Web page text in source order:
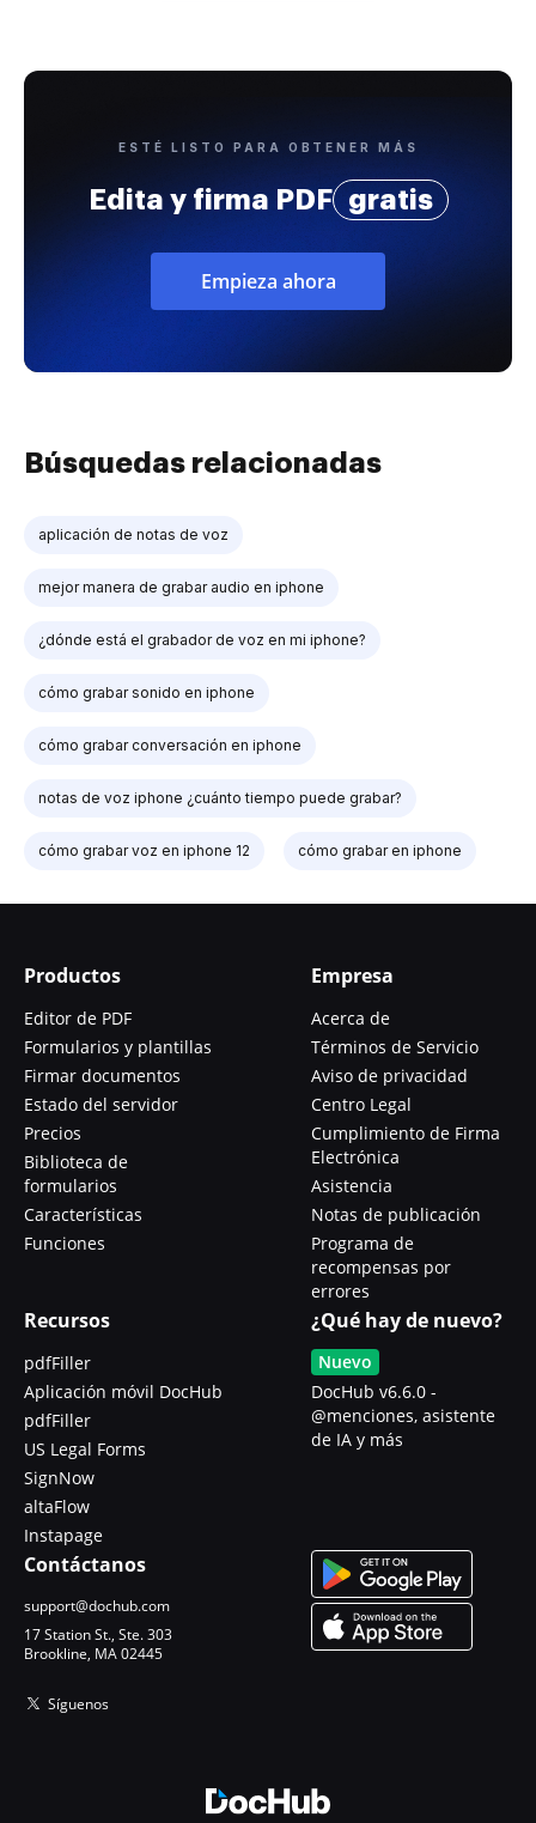
ESTÉ LISTO PARA OBTENER MÁS
Edita y firma PDF gratis
Empieza ahora
Búsquedas relacionadas
aplicación de notas de voz
mejor manera de grabar audio en iphone
¿dónde está el grabador de voz en mi iphone?
cómo grabar sonido en iphone
cómo grabar conversación en iphone
notas de voz iphone ¿cuánto tiempo puede grabar?
cómo grabar voz en iphone 12 cómo grabar en iphone
Productos
Editor de PDF
Formularios y plantillas
Firmar documentos
Estado del servidor
Precios
Biblioteca de
formularios
Características
Funciones
Empresa
Acerca de
Términos de Servicio
Aviso de privacidad
Centro Legal
Cumplimiento de Firma
Electrónica
Asistencia
Notas de publicación
Programa de
recompensas por
errores
Recursos
pdfFiller
Aplicación móvil DocHub
pdfFiller
US Legal Forms
SignNow
altaFlow
Instapage
¿Qué hay de nuevo?
Nuevo
DocHub v6.6.0 -
@menciones, asistente
de IA y más
Contáctanos
support@dochub.com
17 Station St., Ste. 303
Brookline, MA 02445
Síguenos